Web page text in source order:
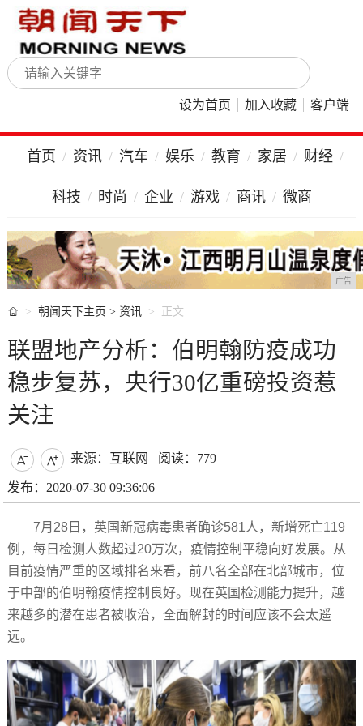
设为首页 加入收藏 客户端
首页 资讯 汽车 娱乐 教育 家居 财经
科技 时尚 企业 游戏 商讯 微商
广告
 朝闻天下主页 > 资讯 正文
联盟地产分析：伯明翰防疫成功
稳步复苏，央行30亿重磅投资惹
关注
  来源：互联网 阅读：779
发布：2020-07-30 09:36:06
7月28日，英国新冠病毒患者确诊581人，新增死亡119
例，每日检测人数超过20万次，疫情控制平稳向好发展。从
目前疫情严重的区域排名来看，前八名全部在北部城市，位
于中部的伯明翰疫情控制良好。现在英国检测能力提升，越
来越多的潜在患者被收治，全面解封的时间应该不会太遥
远。